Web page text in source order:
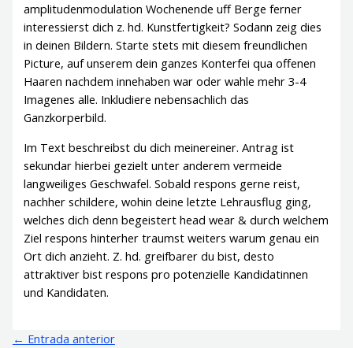
amplitudenmodulation Wochenende uff Berge ferner
interessierst dich z. hd. Kunstfertigkeit? Sodann zeig dies
in deinen Bildern. Starte stets mit diesem freundlichen
Picture, auf unserem dein ganzes Konterfei qua offenen
Haaren nachdem innehaben war oder wahle mehr 3-4
Imagenes alle. Inkludiere nebensachlich das
Ganzkorperbild.
Im Text beschreibst du dich meinereiner. Antrag ist
sekundar hierbei gezielt unter anderem vermeide
langweiliges Geschwafel. Sobald respons gerne reist,
nachher schildere, wohin deine letzte Lehrausflug ging,
welches dich denn begeistert head wear & durch welchem
Ziel respons hinterher traumst weiters warum genau ein
Ort dich anzieht. Z. hd. greifbarer du bist, desto
attraktiver bist respons pro potenzielle Kandidatinnen
und Kandidaten.
← Entrada anterior